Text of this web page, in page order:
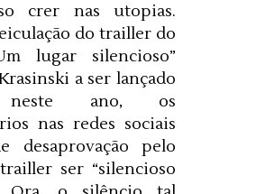
crer nas utopias.
do trailler do
lugar silencioso”
a ser lançado
neste ano, os
nas redes sociais
desaprovação pelo
ser “silencioso